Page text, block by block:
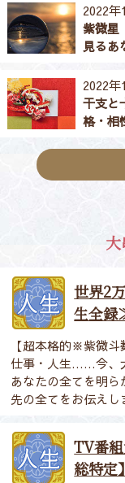
2022年
紫微星
見るあ
2022年
干支と
格・相
世界2
生全録
【超本格的※紫微
仕事・人生……今、
あなたの全てを明
先の全てをお伝えし
TV番
総特定